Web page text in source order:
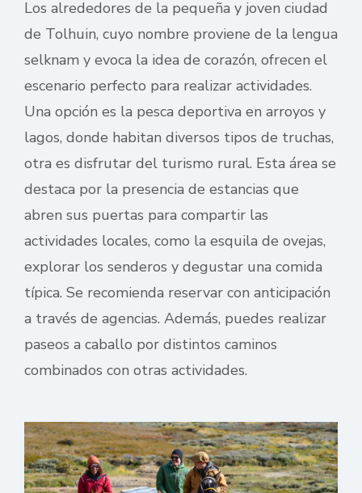
Los alrededores de la pequeña y joven ciudad
de Tolhuin, cuyo nombre proviene de la lengua
selknam y evoca la idea de corazón, ofrecen el
escenario perfecto para realizar actividades.
Una opción es la pesca deportiva en arroyos y
lagos, donde habitan diversos tipos de truchas,
otra es disfrutar del turismo rural. Esta área se
destaca por la presencia de estancias que
abren sus puertas para compartir las
actividades locales, como la esquila de ovejas,
explorar los senderos y degustar una comida
típica. Se recomienda reservar con anticipación
a través de agencias. Además, puedes realizar
paseos a caballo por distintos caminos
combinados con otras actividades.